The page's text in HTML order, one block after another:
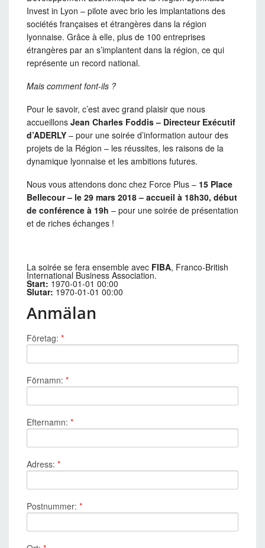
Invest in Lyon – pilote avec brio les implantations des
sociétés françaises et étrangères dans la région
lyonnaise. Grâce à elle, plus de 100 entreprises
étrangères par an s’implantent dans la région, ce qui
représente un record national.
Mais comment font-ils ?
Pour le savoir, c’est avec grand plaisir que nous
accueillons Jean Charles Foddis – Directeur Exécutif
d’ADERLY – pour une soirée d’information autour des
projets de la Région – les réussites, les raisons de la
dynamique lyonnaise et les ambitions futures.
Nous vous attendons donc chez Force Plus – 15 Place
Bellecour – le 29 mars 2018 – accueil à 18h30, début
de conférence à 19h – pour une soirée de présentation
et de riches échanges !
La soirée se fera ensemble avec FIBA, Franco-British
International Business Association.
Start: 1970-01-01 00:00
Slutar: 1970-01-01 00:00
Anmälan
Företag: *
Förnamn: *
Efternamn: *
Adress: *
Postnummer: *